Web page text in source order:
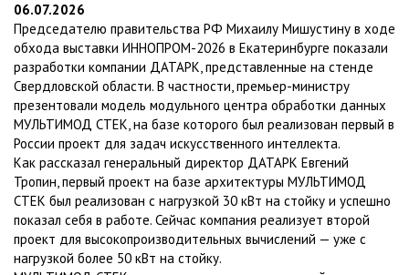
06.07.2026
Председателю правительства РФ Михаилу Мишустину в ходе
обхода выставки ИННОПРОМ-2026 в Екатеринбурге показали
разработки компании ДАТАРК, представленные на стенде
Свердловской области. В частности, премьер-министру
презентовали модель модульного центра обработки данных
МУЛЬТИМОД СТЕК, на базе которого был реализован первый в
России проект для задач искусственного интеллекта.
Как рассказал генеральный директор ДАТАРК Евгений
Тропин, первый проект на базе архитектуры МУЛЬТИМОД
СТЕК был реализован с нагрузкой 30 кВт на стойку и успешно
показал себя в работе. Сейчас компания реализует второй
проект для высокопроизводительных вычислений — уже с
нагрузкой более 50 кВт на стойку.